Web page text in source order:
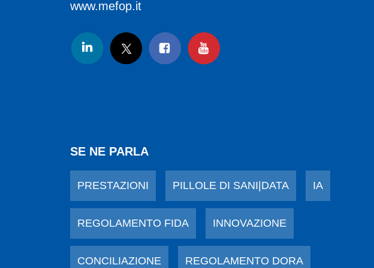
www.mefop.it
SE NE PARLA
PRESTAZIONI PILLOLE DI SANI|DATA IA
REGOLAMENTO FIDA INNOVAZIONE
CONCILIAZIONE REGOLAMENTO DORA